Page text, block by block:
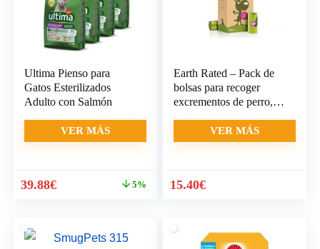
Ultima Pienso para
Gatos Esterilizados
Adulto con Salmón
VER MÁS
El
era:
41.79€.
39.88€El
39.88€.
5%
Earth Rated – Pack de
bolsas para recoger
excrementos de perro,
VER MÁS
15.40€